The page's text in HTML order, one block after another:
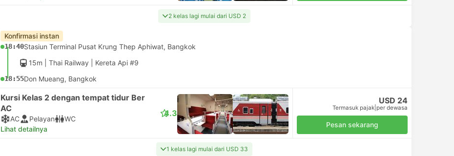
2 kelas lagi mulai dari USD 2
Konfirmasi instan
18:40Stasiun Terminal Pusat Krung Thep Aphiwat, Bangkok
15m | Thai Railway Kereta Api #9
18:55Don Mueang, Bangkok
Kursi Kelas 2 dengan tempat tidur Ber
AC
AC Pelayan
WC
Lihat detailnya
4.3
USD 24
Termasuk pajak per dewasa
Pesan sekarang
1 kelas lagi mulai dari USD 33